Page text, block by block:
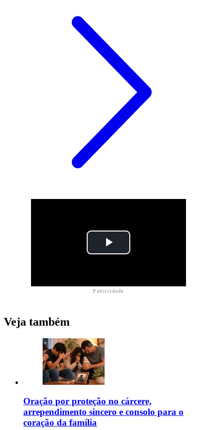
Publicidade
Veja também
Oração por proteção no cárcere,
arrependimento sincero e consolo para o
coração da família